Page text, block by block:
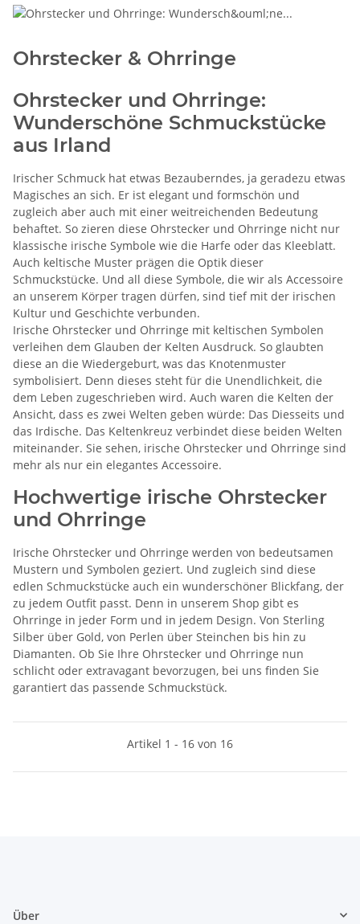
Ohrstecker & Ohrringe
Ohrstecker und Ohrringe:
Wunderschöne Schmuckstücke
aus Irland
Irischer Schmuck hat etwas Bezauberndes, ja geradezu etwas
Magisches an sich. Er ist elegant und formschön und
zugleich aber auch mit einer weitreichenden Bedeutung
behaftet. So zieren diese Ohrstecker und Ohrringe nicht nur
klassische irische Symbole wie die Harfe oder das Kleeblatt.
Auch keltische Muster prägen die Optik dieser
Schmuckstücke. Und all diese Symbole, die wir als Accessoire
an unserem Körper tragen dürfen, sind tief mit der irischen
Kultur und Geschichte verbunden.
Irische Ohrstecker und Ohrringe mit keltischen Symbolen
verleihen dem Glauben der Kelten Ausdruck. So glaubten
diese an die Wiedergeburt, was das Knotenmuster
symbolisiert. Denn dieses steht für die Unendlichkeit, die
dem Leben zugeschrieben wird. Auch waren die Kelten der
Ansicht, dass es zwei Welten geben würde: Das Diesseits und
das Irdische. Das Keltenkreuz verbindet diese beiden Welten
miteinander. Sie sehen, irische Ohrstecker und Ohrringe sind
mehr als nur ein elegantes Accessoire.
Hochwertige irische Ohrstecker
und Ohrringe
Irische Ohrstecker und Ohrringe werden von bedeutsamen
Mustern und Symbolen geziert. Und zugleich sind diese
edlen Schmuckstücke auch ein wunderschöner Blickfang, der
zu jedem Outfit passt. Denn in unserem Shop gibt es
Ohrringe in jeder Form und in jedem Design. Von Sterling
Silber über Gold, von Perlen über Steinchen bis hin zu
Diamanten. Ob Sie Ihre Ohrstecker und Ohrringe nun
schlicht oder extravagant bevorzugen, bei uns finden Sie
garantiert das passende Schmuckstück.
Artikel 1 - 16 von 16
Über